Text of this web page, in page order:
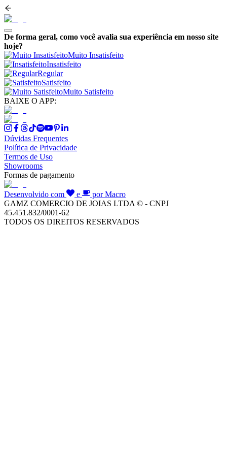
De forma geral, como você avalia sua experiência em nosso site
hoje?
Muito Insatisfeito
Insatisfeito
Regular
Satisfeito
Muito Satisfeito
BAIXE O APP:
Dúvidas Frequentes
Política de Privacidade
Termos de Uso
Showrooms
Formas de pagamento
Desenvolvido com e
por Macro
GAMZ COMERCIO DE JOIAS LTDA © - CNPJ
45.451.832/0001-62
TODOS OS DIREITOS RESERVADOS